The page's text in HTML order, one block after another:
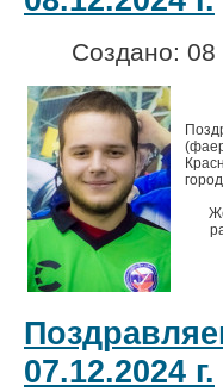
Создано: 08
07.12.2024 г.